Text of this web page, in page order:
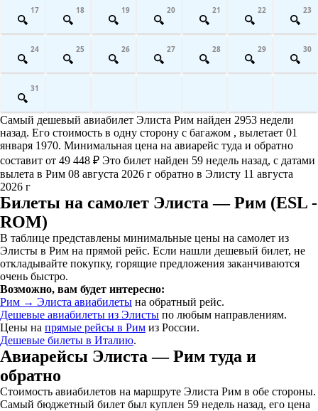
17 18 19 20 21 22 23
24 25 26 27 28 29 30
31
Самый дешевый авиабилет Элиста Рим найден 2953 недели
назад. Его стоимость в одну сторону с багажом , вылетает 01
января 1970. Минимальная цена на авиарейс туда и обратно
составит от 49 448 ₽ Это билет найден 59 недель назад, с датами
вылета в Рим 08 августа 2026 г обратно в Элисту 11 августа
2026 г
Билеты на самолет Элиста — Рим (ESL -
ROM)
В таблице представлены минимальные цены на самолет из
Элисты в Рим на прямой рейс. Если нашли дешевый билет, не
откладывайте покупку, горящие предложения заканчиваются
очень быстро.
Возможно, вам будет интересно:
Рим → Элиста авиабилеты на обратный рейс.
Дешевые авиабилеты из Элисты по любым направлениям.
Цены на прямые рейсы в Рим из России.
Дешевые билеты в Италию.
Авиарейсы Элиста — Рим туда и
обратно
Стоимость авиабилетов на маршруте Элиста Рим в обе стороны.
Самый бюджетный билет был куплен 59 недель назад, его цена